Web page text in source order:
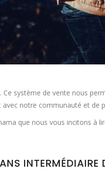
système de vente nous
notre communauté et de
que nous vous incitons à
INTERMÉDIAIRE